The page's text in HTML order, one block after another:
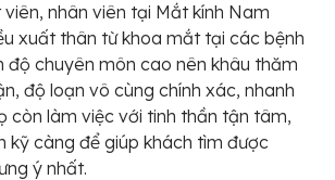
nhân viên tại Mắt kính Nam
xuất thân từ khoa mắt tại các bệnh
độ chuyên môn cao nên khâu thăm
độ loạn vô cùng chính xác, nhanh
còn làm việc với tinh thần tận tâm,
kỹ càng để giúp khách tìm được
ý nhất.